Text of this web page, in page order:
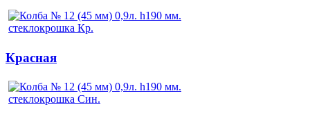
Красная